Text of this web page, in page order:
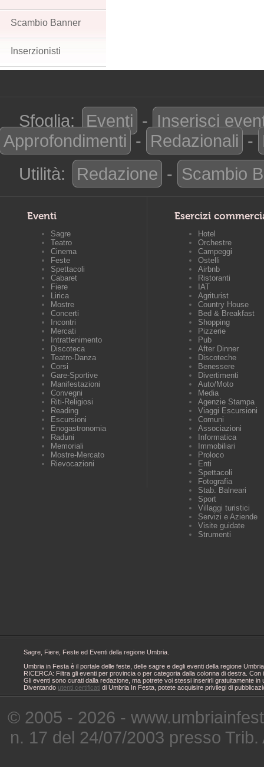
Scambio Banner
Inserzionisti
Sfoglia: Eventi - Inserisci
Approfondimenti - Redazionali -
Utilità:
Redazione - Scambio
Eventi
Sagre
Teatro
Cinema
Feste
Spettacoli
Cabaret
Fiere
Lirica
Mostre
Concerti
Incontri
Mercati
Intrattenimento
Discoteca
Teatro-Danza
Corsi
Gare-Sportive
Manifestazioni
Convegni
Riti-Religiosi
Reading
Escursioni
Enogastronomia
Raduni
Memoriali
Mostre-Mercato
Rievocazioni
Esercizi
Hotel
Orchestre
Campeggi
Ostelli
Airbnb
Ristoranti
IAT
Agriturist
Country House
Bed & Breakfast
Shopping
Pizzerie
Pub
After Dinner
Discoteche
Benessere
Divertimenti
Auto/Moto
Media
Agenzie Stampa
Viaggi Escursioni
Comuni
Associazioni
Informatica
Immobiliari
Proloco
Enti
Spettacoli
Fotografia
Stab. Balneari
Sport
Villaggi turistici
Servizi e Aziende
Visite guidate
Strumenti
Sagre, Fiere, Feste ed Eventi della regione Umbria.
Umbria in Festa è il portale delle feste, delle sagre e degli eventi della regione
RICERCA: Filtra gli eventi per provincia o per categoria dalla colonna di destra.
Gli eventi sono curati dalla redazione, ma potrete voi stessi inserirli gratuitamente
Diventando utenti certificati di Umbria In Festa, potete acquisire privilegi di
© 2005 - 2026 -
n. 17 del 24/07/2003 presso